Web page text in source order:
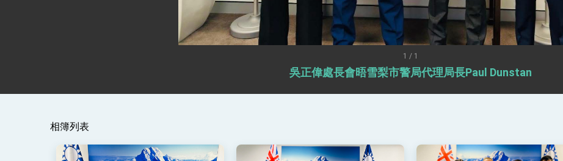
總統以「韌性之島，希望之光」為題發表2026新 年談話
總統主持「守護民主台灣國安行動方案」記者會 強調以實力守護台海和平 以決心掌握國家命運
總統發表執政周年談話 盼面對未來挑戰 堅持團結 迎風轉型 穩健前行
外交部重要言論
1 / 1
吳正偉處長會晤雪梨市警局代理局長Paul Dunstan
相簿列表